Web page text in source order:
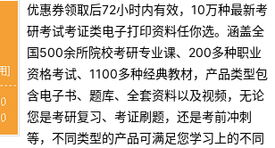
优惠券领取后72小时内有效，10万种最新考
研考试考证类电子打印资料任你选。涵盖全
国500余所院校考研专业课、200多种职业
资格考试、1100多种经典教材，产品类型包
含电子书、题库、全套资料以及视频，无论
您是考研复习、考证刷题，还是考前冲刺
等，不同类型的产品可满足您学习上的不同